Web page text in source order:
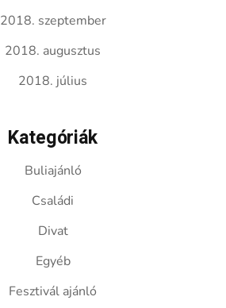
2018. szeptember
2018. augusztus
2018. július
Kategóriák
Buliajánló
Családi
Divat
Egyéb
Fesztivál ajánló